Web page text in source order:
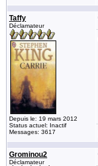
Taffy
Déclamateur
Depuis le: 19 mars 2012
Status actuel: Inactif
Messages: 3617
Grominou2
Déclamateur